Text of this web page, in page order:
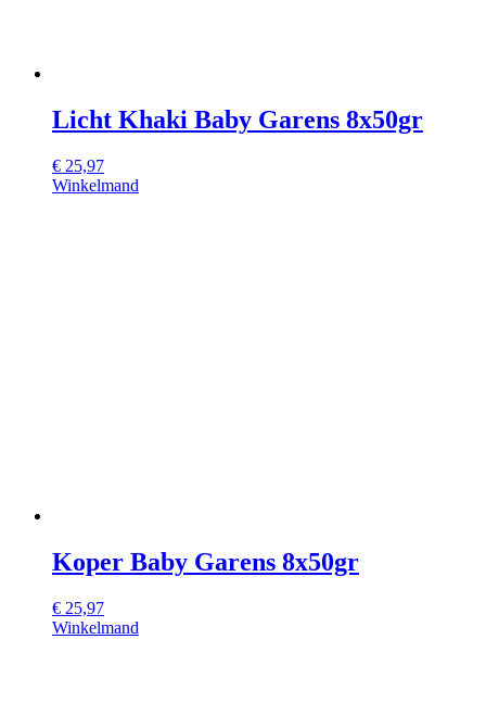
Licht Khaki Baby Garens 8x50gr
€ 25,97
Winkelmand
Koper Baby Garens 8x50gr
€ 25,97
Winkelmand